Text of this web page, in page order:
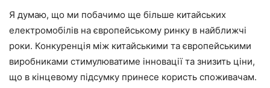
Я думаю, що ми побачимо ще більше китайських
електромобілів на європейському ринку в найближчі
роки. Конкуренція між китайськими та європейськими
виробниками стимулюватиме інновації та знизить ціни,
що в кінцевому підсумку принесе користь споживачам.